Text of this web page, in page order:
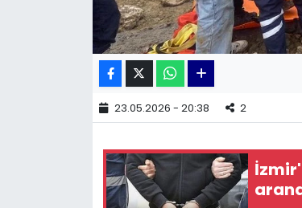
23.05.2026 - 20:38 2
TEKNOLOJİ
YEREL POLİTİKA
YEREL YÖNETİMLER